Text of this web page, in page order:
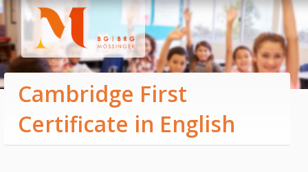
HOME
Cambridge First
Certificate in English